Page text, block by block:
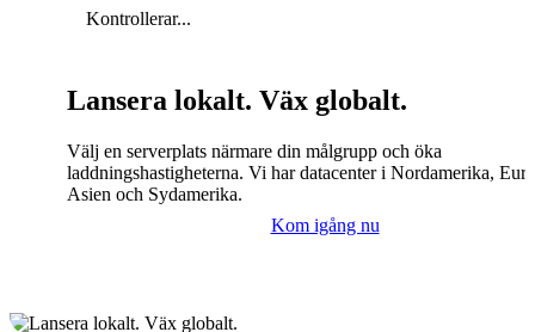
Kontrollerar...
Lansera lokalt. Väx globalt.
Välj en serverplats närmare din målgrupp och öka
laddningshastigheterna. Vi har datacenter i Nordamerika,
Asien och Sydamerika.
Kom igång nu